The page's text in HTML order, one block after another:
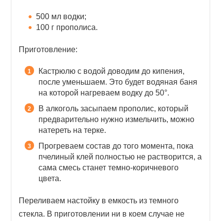
500 мл водки;
100 г прополиса.
Приготовление:
Кастрюлю с водой доводим до кипения,
после уменьшаем. Это будет водяная баня
на которой нагреваем водку до 50°.
В алкоголь засыпаем прополис, который
предварительно нужно измельчить, можно
натереть на терке.
Прогреваем состав до того момента, пока
пчелиный клей полностью не растворится, а
сама смесь станет темно-коричневого
цвета.
Переливаем настойку в емкость из темного
стекла. В приготовлении ни в коем случае не